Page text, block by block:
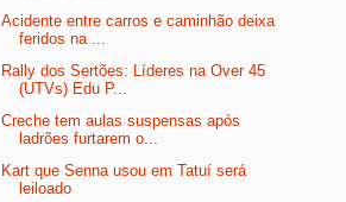
Acidente entre carros e caminhão deixa
feridos na ...
Rally dos Sertões: Líderes na Over 45
(UTVs) Edu P...
Creche tem aulas suspensas após
ladrões furtarem o...
Kart que Senna usou em Tatuí será
leiloado